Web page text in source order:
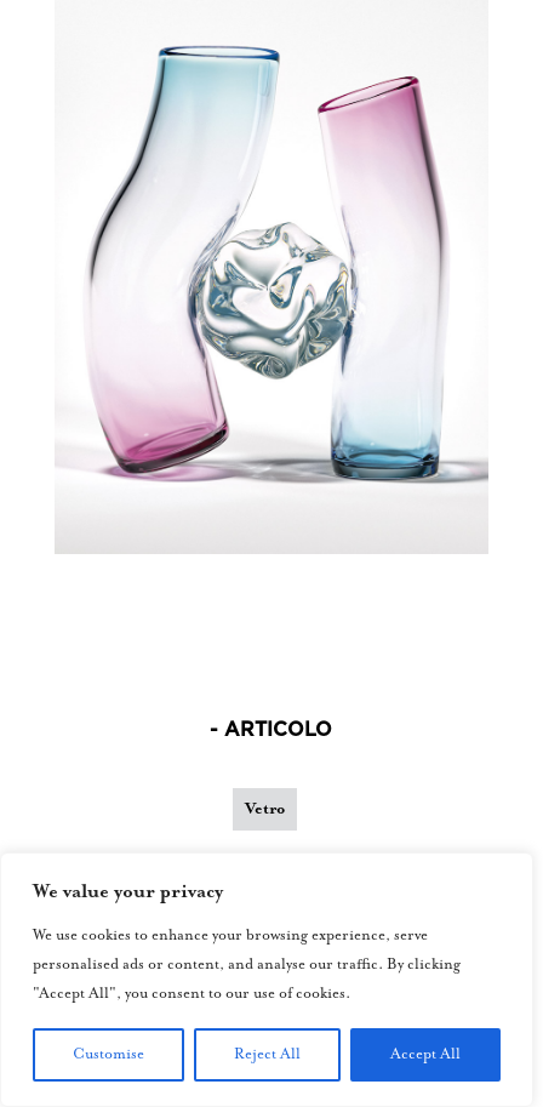
We value your privacy
We use cookies to enhance your browsing experience, serve
personalised ads or content, and analyse our traffic. By clicking
"Accept All", you consent to our use of cookies.
Customise Reject All Accept All
- ARTICOLO
Vetro
Vetri d’amore